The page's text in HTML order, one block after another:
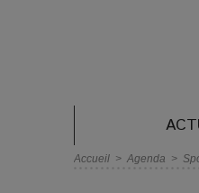
Accueil > Agenda >